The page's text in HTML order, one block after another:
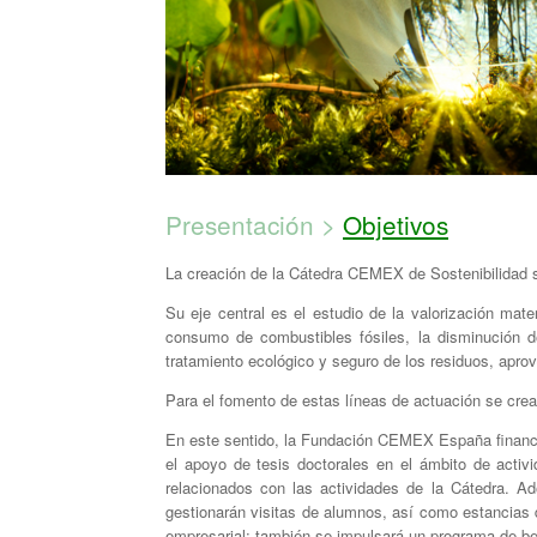
Presentación > Objetivos
La creación de la Cátedra CEMEX de
Su eje central es el estudio de la valorización
consumo de combustibles fósiles, la disminución
tratamiento ecológico y seguro de los residuos,
Para el fomento de estas líneas de actuación se
En este sentido, la Fundación CEMEX España
el apoyo de tesis doctorales en el ámbito de
relacionados con las actividades de la Cátedra.
gestionarán visitas de alumnos, así como